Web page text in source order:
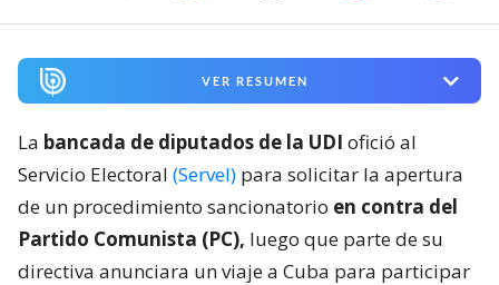
VER RESUMEN
La bancada de diputados de la UDI ofició al
Servicio Electoral (Servel) para solicitar la apertura
de un procedimiento sancionatorio en contra del
Partido Comunista (PC), luego que parte de su
directiva anunciara un viaje a Cuba para participar